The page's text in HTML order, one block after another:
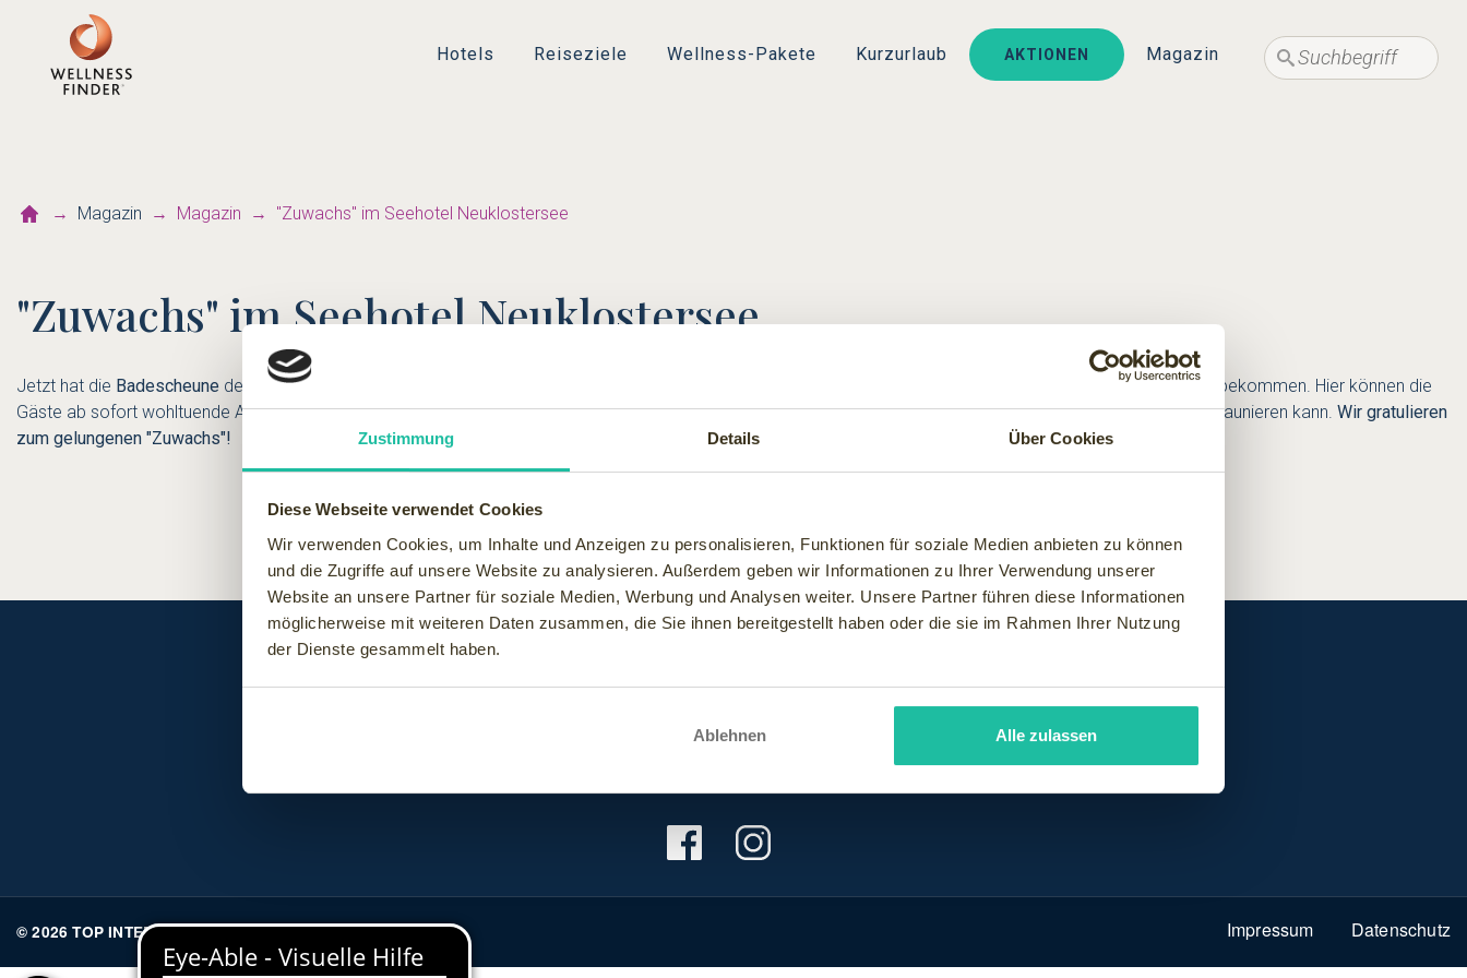
Zustimmung Details Über Cookies
Diese Webseite verwendet Cookies
Wir verwenden Cookies, um Inhalte und Anzeigen zu personalisieren, Funktionen für soziale Medien anbieten zu können
und die Zugriffe auf unsere Website zu analysieren. Außerdem geben wir Informationen zu Ihrer Verwendung unserer
Website an unsere Partner für soziale Medien, Werbung und Analysen weiter. Unsere Partner führen diese Informationen
möglicherweise mit weiteren Daten zusammen, die Sie ihnen bereitgestellt haben oder die sie im Rahmen Ihrer Nutzung
der Dienste gesammelt haben.
Ablehnen Alle zulassen
Hotels Reiseziele Wellness-Pakete Kurzurlaub AKTIONEN Magazin
Suche
Suche
Magazin Magazin "Zuwachs" im Seehotel Neuklostersee
"Zuwachs" im Seehotel Neuklostersee
Jetzt hat die Badescheune des Seehotel am Neuklostersee
im Naturpark „Sternberger Seenlandschaft“ Zuwachs in Form eines kleinen neuen Wohlfühlhauses bekommen. Hier können die
Gäste ab sofort wohltuende Anwendungen und kosmetische Behandlungen genießen. Während man in der Badescheune weiterhin ausgiebig schwimmen und saunieren kann. Wir gratulieren
zum gelungenen "Zuwachs"!
© 2026 TOP INTERNATIONAL Hotels GmbH Impressum Datenschutz